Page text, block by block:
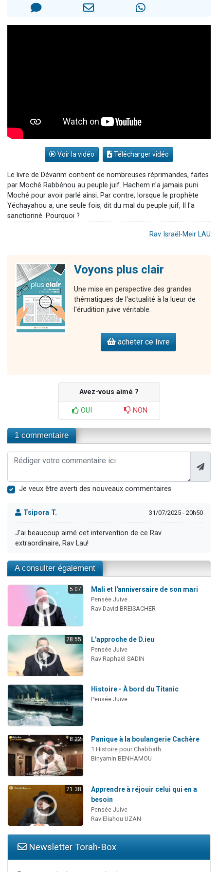
Voir la vidéo Télécharger vidéo
Le livre de Dévarim contient de nombreuses réprimandes, faites
par Moché Rabbénou au peuple juif. Hachem n'a jamais puni
Moché pour avoir parlé ainsi. Par contre, lorsque le prophète
Yéchayahou a, une seule fois, dit du mal du peuple juif, Il l'a
sanctionné. Pourquoi ?
Rav Israël-Meir LAU
Voyons plus clair
Une mise en perspective des grandes
thématiques de l'actualité à la lueur de
l'érudition juive véritable.
acheter ce livre
Avez-vous aimé ?
OUI NON
1 commentaire
Je veux être averti des nouveaux commentaires
Tsipora T. 31/07/2025 - 20h50
J'ai beaucoup aimé cet intervention de ce Rav
extraordinaire, Rav Lau!
A consulter également
5:07 Mali et l'anniversaire de son mari
Pensée Juive
Rav David BREISACHER
28:55 L'approche de D.ieu
Pensée Juive
Rav Raphaël SADIN
Histoire - À bord du Titanic
Pensée Juive
8:22 Panique à la boulangerie Cachère
1 Histoire pour Chabbath
Binyamin BENHAMOU
21:38
Apprendre à réjouir celui qui en a
besoin
Pensée Juive
Rav Eliahou UZAN
Newsletter Torah-Box